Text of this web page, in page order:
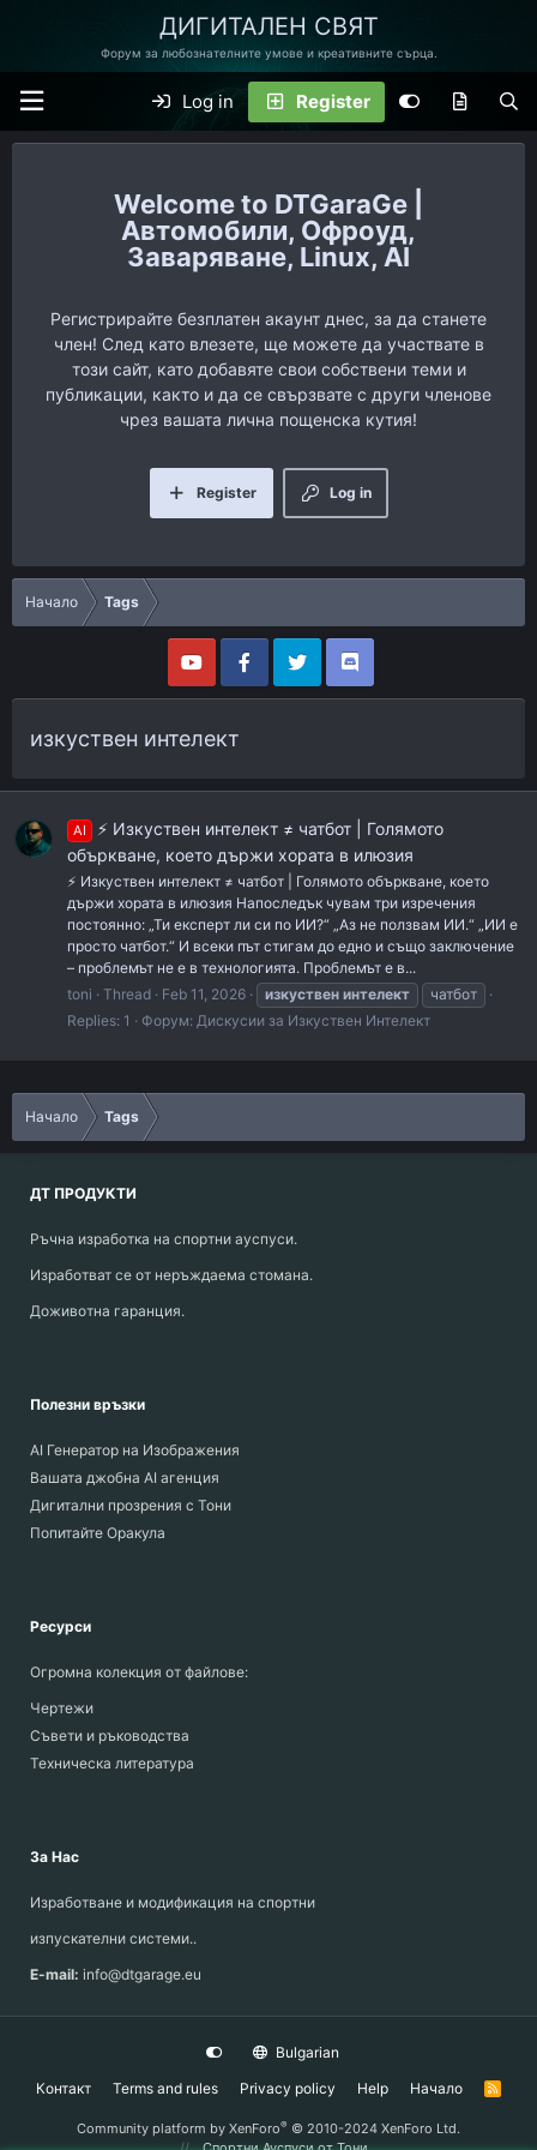
ДИГИТАЛЕН СВЯТ
Форум за любознателните умове и креативните сърца.
Log in Register
DTGaraGe |
Автомобили, Офроуд,
Заваряване, Linux, AI
Регистрирайте безплатен акаунт днес, за да станете
член! След като влезете, ще можете да участвате в
този сайт, като добавяте свои собствени теми и
публикации, както и да се свързвате с други членове
чрез вашата лична пощенска кутия!
Log in
Register
Начало Tags
изкуствен интелект
AI
⚡ Изкуствен интелект ≠ чатбот | Голямото
объркване, което държи хората в илюзия
⚡ Изкуствен интелект ≠ чатбот | Голямото объркване, което
държи хората в илюзия Напоследък чувам три изречения
постоянно: „Ти експерт ли си по ИИ?“ „Аз не ползвам ИИ.“ „ИИ е
просто чатбот.“ И всеки път стигам до едно и също заключение
– проблемът не е в технологията. Проблемът е в...
toni
Thread Feb 11, 2026 изкуствен интелект
чатбот
Replies: 1
Форум: Дискусии за Изкуствен Интелект
Начало Tags
ДТ ПРОДУКТИ
Ръчна изработка на спортни ауспуси.
Изработват се от неръждаема стомана.
Доживотна гаранция.
Полезни връзки
AI Генератор на Изображения
Вашата джобна AI агенция
Дигитални прозрения с Тони
Попитайте Оракула
Ресурси
Огромна колекция от файлове:
Чертежи
Съвети и ръководства
Техническа литература
За Нас
Изработване и модификация на спортни
изпускателни системи..
E-mail: info@dtgarage.eu
Bulgarian
Контакт
Terms and rules Privacy policy Help Начало
R
Community platform by XenForo® © 2010-2024 XenForo Ltd.